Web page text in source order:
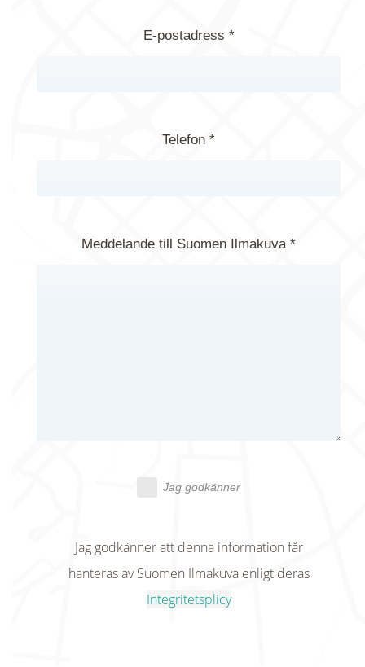
E-postadress *
Telefon *
Meddelande till Suomen Ilmakuva *
Jag godkänner
Jag godkänner att denna information får
hanteras av Suomen Ilmakuva enligt deras
Integritetsplicy